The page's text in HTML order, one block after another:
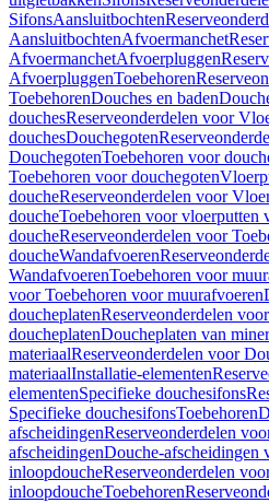
SifonsAansluitbochten
AansluitbochtenAfvoermanchet
AfvoermanchetAfvoerpluggen
AfvoerpluggenToebehoren
ToebehorenDouches en baden
douchesReserveonderdelen voor
douchesDouchegoten
DouchegotenToebehoren voor
Toebehoren voor douchegoten
doucheReserveonderdelen voor
doucheToebehoren voor vloerputten
doucheReserveonderdelen voor
doucheWandafvoeren
WandafvoerenToebehoren voor
voor Toebehoren voor muurafvoeren
doucheplatenReserveonderdelen
doucheplatenDoucheplaten van
materiaalReserveonderdelen voor
materiaalInstallatie-elementen
elementenSpecifieke douchesifons
Specifieke douchesifonsToebehoren
afscheidingenReserveonderdelen
afscheidingenDouche-afscheidingen
inloopdoucheReserveonderdelen
inloopdoucheToebehoren